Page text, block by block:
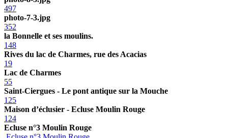
497
photo-7-3.jpg
352
la Bonnelle et ses moulins.
148
Rives du lac de Charmes, rue des Acacias
19
Lac de Charmes
55
Saint-Ciergues - Le pont antique sur la Mouche
125
Maison d’éclusier - Ecluse Moulin Rouge
124
Ecluse n°3 Moulin Rouge